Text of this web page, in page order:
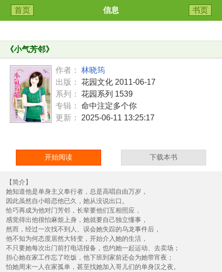
首页 信息 书页
《小气芳邻》
作者：
林晓筠
出版：
花园文化 2011-06-17
系列：
花园系列 1539
专辑：
命中注定多个你
更新：
2025-06-11 13:25:17
开始阅读 下载本书
【简介】
她知道他是单身主义奉行者，总是高唱自由万岁，
因此虽然自小暗恋他已久，她从没说出口。
恰巧再成为他对门芳邻，长辈要他们互相照应，
感觉得出他很怕麻烦上身，她就要自己独立懂事，
然而，经过一次找不到人、误会她失踪的乌龙事件后，
他不知为何态度居然大转变，开始介入她的生活，
不只要她每次出门前打电话报备，也约她一起运动、去卖场；
担心她在家工作忘了吃饭，他下班到家前还会为她带宵夜；
怕她周末一人在家孤单，甚至找她加入哥儿们的单身汉之夜。